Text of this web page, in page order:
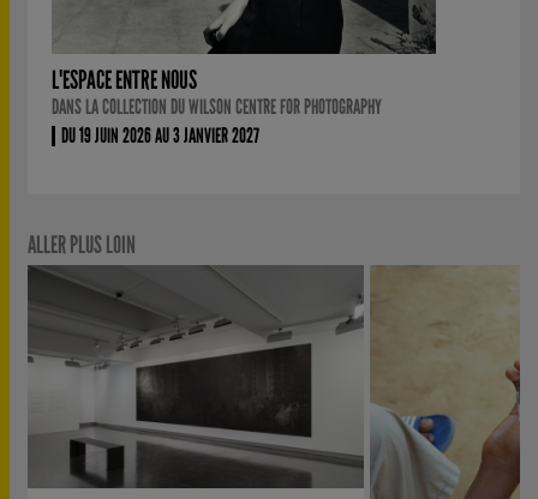
L'ESPACE ENTRE NOUS
DANS LA COLLECTION DU WILSON CENTRE FOR PHOTOGRAPHY
DU 19 JUIN 2026 AU 3 JANVIER 2027
ALLER PLUS LOIN